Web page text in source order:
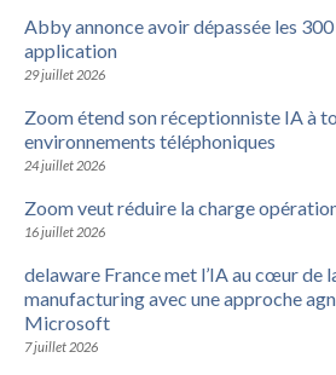
Abby annonce avoir dépassée les
application
29 juillet 2026
Zoom étend son réceptionniste IA à
environnements téléphoniques
24 juillet 2026
Zoom veut réduire la charge
16 juillet 2026
delaware France met l’IA au cœur de
manufacturing avec une approche
Microsoft
7 juillet 2026